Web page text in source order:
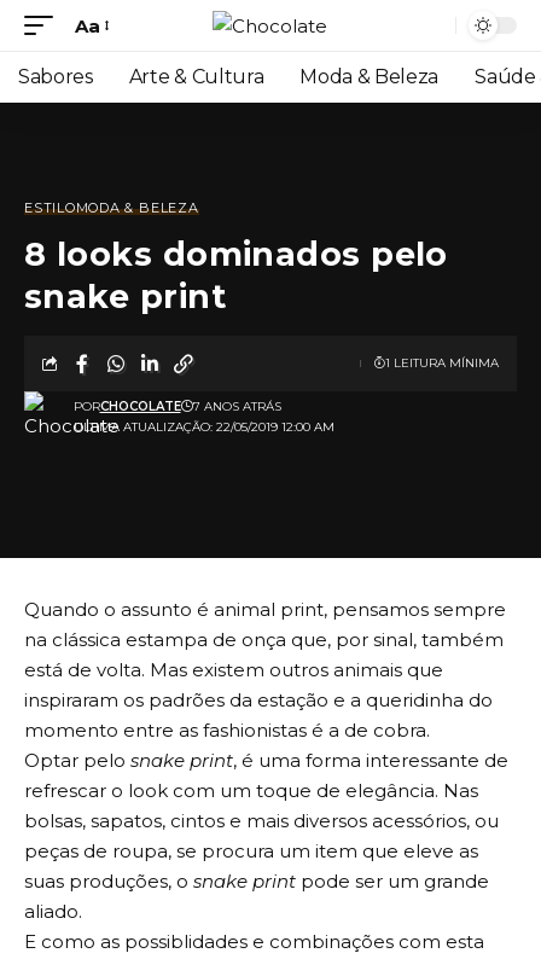
Aa
Sabores Arte & Cultura Moda & Beleza Saúde
ESTILOMODA & BELEZA
8 looks dominados pelo
snake print
ULTIMA ATUALIZAÇÃO: 22/05/2019 12:00 AM
PORCHOCOLATE 7 ANOS ATRÁS
1 LEITURA MÍNIMA
Quando o assunto é animal print, pensamos sempre
na clássica estampa de onça que, por sinal, também
está de volta. Mas existem outros animais que
inspiraram os padrões da estação e a queridinha do
momento entre as fashionistas é a de cobra.
Optar pelo snake print, é uma forma interessante de
refrescar o look com um toque de elegância. Nas
bolsas, sapatos, cintos e mais diversos acessórios, ou
peças de roupa, se procura um item que eleve as
suas produções, o snake print pode ser um grande
aliado.
E como as possiblidades e combinações com esta